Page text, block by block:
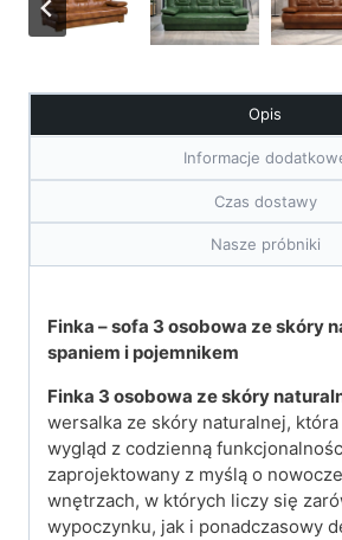
Opis
Informacje
Czas dostawy
Nasze próbniki
Finka – sofa 3 osobowa ze skóry
spaniem i pojemnikem
Finka 3 osobowa ze skóry
wersalka ze skóry naturalnej, która
wygląd z codzienną
zaprojektowany z myślą o
wnętrzach, w których liczy się
wypoczynku, jak i ponadczasowy